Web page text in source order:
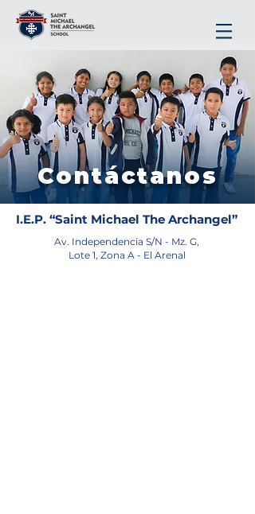
Contáctanos
I.E.P. “Saint Michael The Archangel”
Av. Independencia S/N - Mz. G,
Lote 1, Zona A - El Arenal